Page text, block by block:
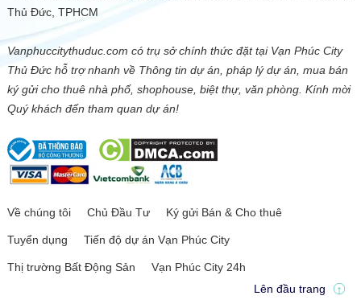
Thủ Đức, TPHCM
Vanphuccitythuduc.com có trụ sở chính thức đặt tại Vạn Phúc City
Thủ Đức hỗ trợ nhanh về Thông tin dự án, pháp lý dự án, mua bán
ký gửi cho thuê nhà phố, shophouse, biệt thự, văn phòng. Kính mời
Quý khách đến tham quan dự án!
Về chúng tôi Chủ Đầu Tư Ký gửi Bán & Cho thuê
Tuyển dụng Tiến độ dự án Vạn Phúc City
Thị trường Bất Động Sản
Vạn Phúc City 24h
Lên đầu trang